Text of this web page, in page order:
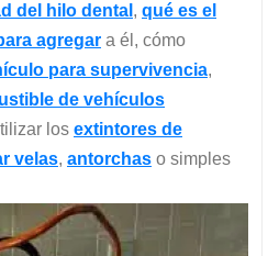
del hilo dental , qué es el
agregar a él, cómo
para supervivencia,
de vehículos
los extintores de
velas, antorchas o simples